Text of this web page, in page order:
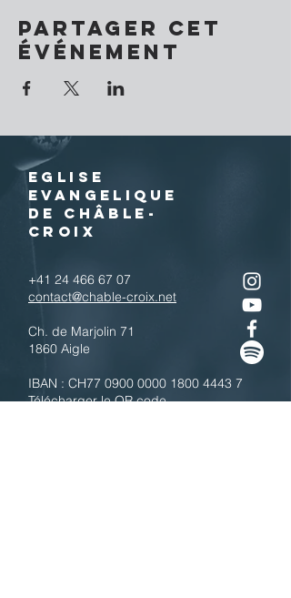
Partager cet
événement
EGLISE
EVANGELIQUE
DE CHÂBLE-
CROIX
+41 24 466 67 07
contact@chable-croix.net
Ch. de Marjolin 71
1860 Aigle
IBAN : CH77 0900 0000 1800 4443 7
Télécharger le QR code